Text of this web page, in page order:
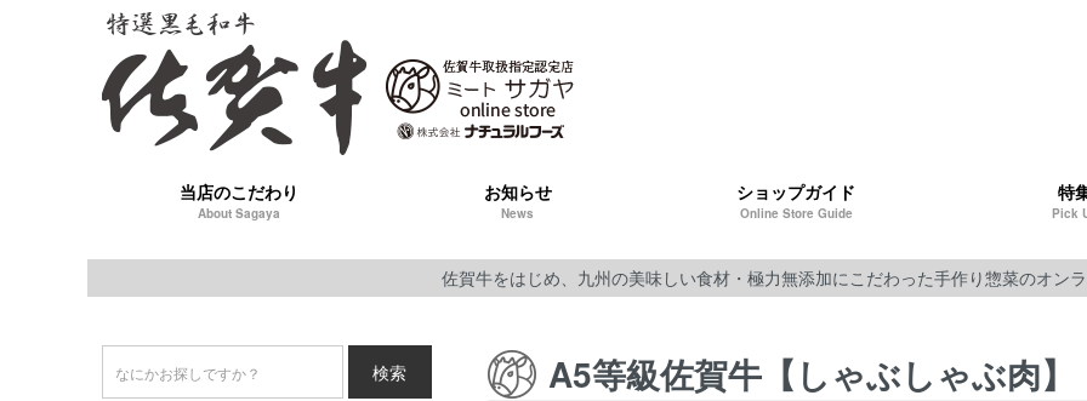
当店のこだわり
About Sagaya
お知らせ
News
ショップガイド
Online Store Guide
特
Pick
佐賀牛をはじめ、九州の美味しい食材・極力無添加にこだわった手作り惣菜のオン
A5等級佐賀牛【しゃぶしゃぶ肉】
検索